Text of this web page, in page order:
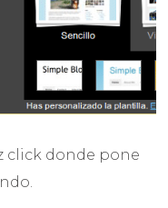
click donde pone